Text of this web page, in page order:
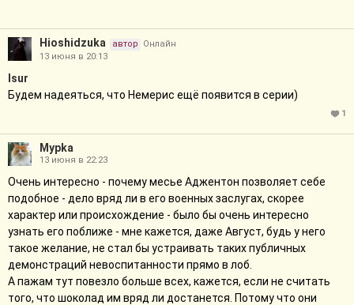
Hioshidzuka автор
Онлайн
13 июня в 20:13
Isur
Будем надеяться, что Немерис ещё появится в серии)
1
Мурkа
13 июня в 22:23
Очень интересно - почему месье Аджентон позволяет себе
подобное - дело вряд ли в его военных заслугах, скорее
характер или происхождение - было бы очень интересно
узнать его поближе - мне кажется, даже Август, будь у него
такое желание, не стал бы устраивать таких публичных
демонстраций невоспитанности прямо в лоб.
А пажам тут повезло больше всех, кажется, если не считать
того, что шоколад им вряд ли достанется. Потому что они